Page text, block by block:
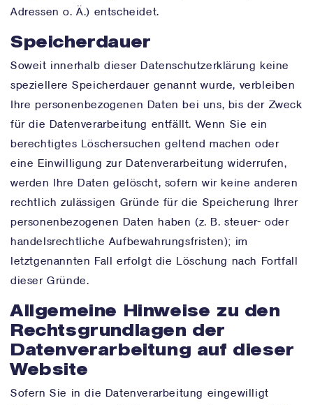
Adressen o. Ä.) entscheidet.
Speicherdauer
Soweit innerhalb dieser Datenschutzerklärung keine
speziellere Speicherdauer genannt wurde, verbleiben
Ihre personenbezogenen Daten bei uns, bis der Zweck
für die Datenverarbeitung entfällt. Wenn Sie ein
berechtigtes Löschersuchen geltend machen oder
eine Einwilligung zur Datenverarbeitung widerrufen,
werden Ihre Daten gelöscht, sofern wir keine anderen
rechtlich zulässigen Gründe für die Speicherung Ihrer
personenbezogenen Daten haben (z. B. steuer- oder
handelsrechtliche Aufbewahrungsfristen); im
letztgenannten Fall erfolgt die Löschung nach Fortfall
dieser Gründe.
Allgemeine Hinweise zu den
Rechtsgrundlagen der
Datenverarbeitung auf dieser
Website
Sofern Sie in die Datenverarbeitung eingewilligt